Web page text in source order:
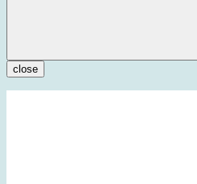
close